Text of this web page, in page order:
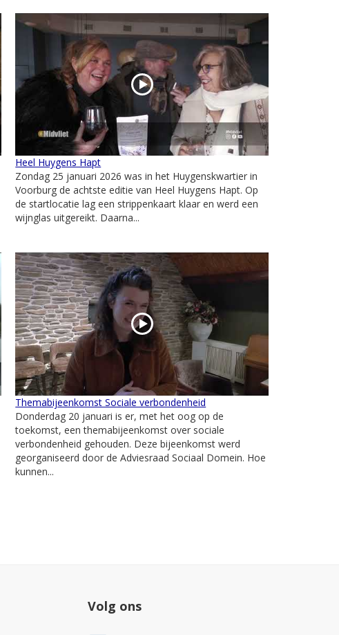
Heel Huygens Hapt
Zondag 25 januari 2026 was in het Huygenskwartier in
Voorburg de achtste editie van Heel Huygens Hapt. Op
de startlocatie lag een strippenkaart klaar en werd een
wijnglas uitgereikt. Daarna...
Themabijeenkomst Sociale verbondenheid
Donderdag 20 januari is er, met het oog op de
toekomst, een themabijeenkomst over sociale
verbondenheid gehouden. Deze bijeenkomst werd
georganiseerd door de Adviesraad Sociaal Domein. Hoe
kunnen...
Volg ons